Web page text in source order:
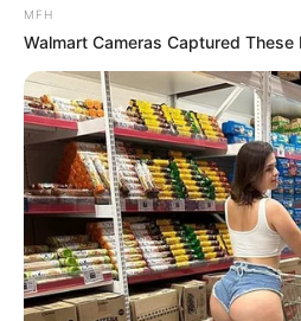
Guatemala Dental
GUATEMALA DENTAL
MFH
Walmart Cameras Captured These